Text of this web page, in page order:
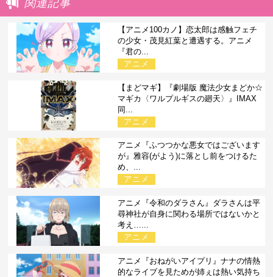
関連記事
【アニメ100カノ】恋太郎は感触フェチ
の少女・茂見紅葉と遭遇する。アニメ
『君の...
アニメ
【まどマギ】『劇場版 魔法少女まどか☆
マギカ〈ワルプルギスの廻天〉』IMAX
同...
アニメ
アニメ『ふつつかな悪女ではございます
が』雅容(がよう)に落とし前をつけるた
め、...
アニメ
アニメ『令和のダラさん』ダラさんは平
尋神社が自身に関わる場所ではないかと
考え…...
アニメ
アニメ『おねがいアイプリ』ナナの情熱
的なライブを見ためが姉ぇは熱い気持ち